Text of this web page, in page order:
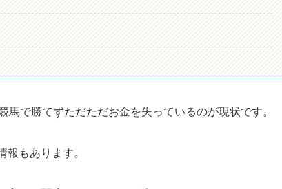
で勝てずただただお金を失っているのが現状です。
もあります。